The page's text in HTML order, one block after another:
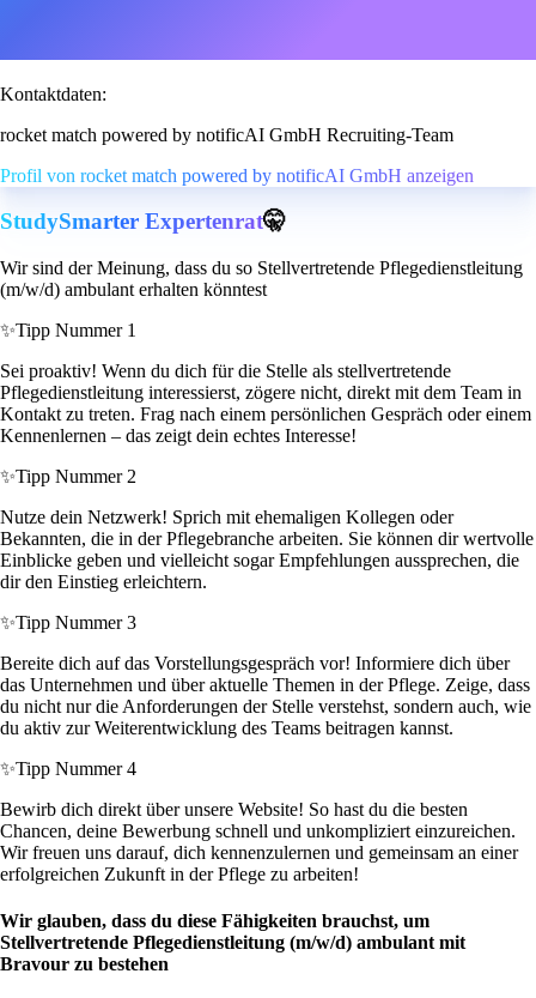
Kontaktdaten:
rocket match powered by notificAI GmbH Recruiting-Team
Profil von rocket match powered by notificAI GmbH anzeigen
StudySmarter Expertenrat🤫
Wir sind der Meinung, dass du so Stellvertretende Pflegedienstleitung
(m/w/d) ambulant erhalten könntest
✨Tipp Nummer 1
Sei proaktiv! Wenn du dich für die Stelle als stellvertretende
Pflegedienstleitung interessierst, zögere nicht, direkt mit dem Team in
Kontakt zu treten. Frag nach einem persönlichen Gespräch oder einem
Kennenlernen – das zeigt dein echtes Interesse!
✨Tipp Nummer 2
Nutze dein Netzwerk! Sprich mit ehemaligen Kollegen oder
Bekannten, die in der Pflegebranche arbeiten. Sie können dir wertvolle
Einblicke geben und vielleicht sogar Empfehlungen aussprechen, die
dir den Einstieg erleichtern.
✨Tipp Nummer 3
Bereite dich auf das Vorstellungsgespräch vor! Informiere dich über
das Unternehmen und über aktuelle Themen in der Pflege. Zeige, dass
du nicht nur die Anforderungen der Stelle verstehst, sondern auch, wie
du aktiv zur Weiterentwicklung des Teams beitragen kannst.
✨Tipp Nummer 4
Bewirb dich direkt über unsere Website! So hast du die besten
Chancen, deine Bewerbung schnell und unkompliziert einzureichen.
Wir freuen uns darauf, dich kennenzulernen und gemeinsam an einer
erfolgreichen Zukunft in der Pflege zu arbeiten!
Wir glauben, dass du diese Fähigkeiten brauchst, um
Stellvertretende Pflegedienstleitung (m/w/d) ambulant mit
Bravour zu bestehen